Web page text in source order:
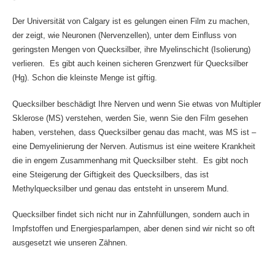
Der Universität von Calgary ist es gelungen einen Film zu machen,
der zeigt, wie Neuronen (Nervenzellen), unter dem Einfluss von
geringsten Mengen von Quecksilber, ihre Myelinschicht (Isolierung)
verlieren. Es gibt auch keinen sicheren Grenzwert für Quecksilber
(Hg). Schon die kleinste Menge ist giftig.
Quecksilber beschädigt Ihre Nerven und wenn Sie etwas von Multipler
Sklerose (MS) verstehen, werden Sie, wenn Sie den Film gesehen
haben, verstehen, dass Quecksilber genau das macht, was MS ist –
eine Demyelinierung der Nerven. Autismus ist eine weitere Krankheit
die in engem Zusammenhang mit Quecksilber steht. Es gibt noch
eine Steigerung der Giftigkeit des Quecksilbers, das ist
Methylquecksilber und genau das entsteht in unserem Mund.
Quecksilber findet sich nicht nur in Zahnfüllungen, sondern auch in
Impfstoffen und Energiesparlampen, aber denen sind wir nicht so oft
ausgesetzt wie unseren Zähnen.